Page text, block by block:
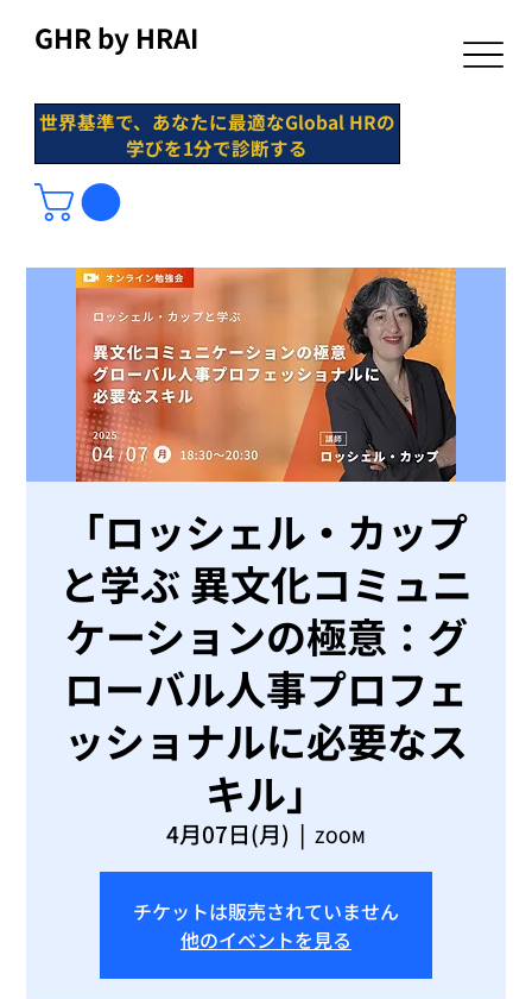
GHR by HRAI
世界基準で、あなたに最適なGlobal HRの
学びを1分で診断する
「ロッシェル・カップ
と学ぶ 異文化コミュニ
ケーションの極意：グ
ローバル人事プロフェ
ッショナルに必要なス
キル」
4月07日(月)
  |
ZOOM
チケットは販売されていません
他のイベントを見る